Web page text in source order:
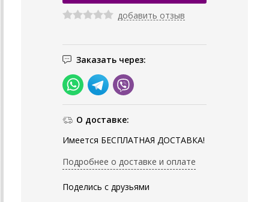
добавить отзыв
Заказать через:
О доставке:
Имеется БЕСПЛАТНАЯ ДОСТАВКА!
Подробнее о доставке и оплате
Поделись с друзьями